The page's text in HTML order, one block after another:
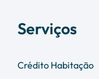
Serviços
Crédito Habitação